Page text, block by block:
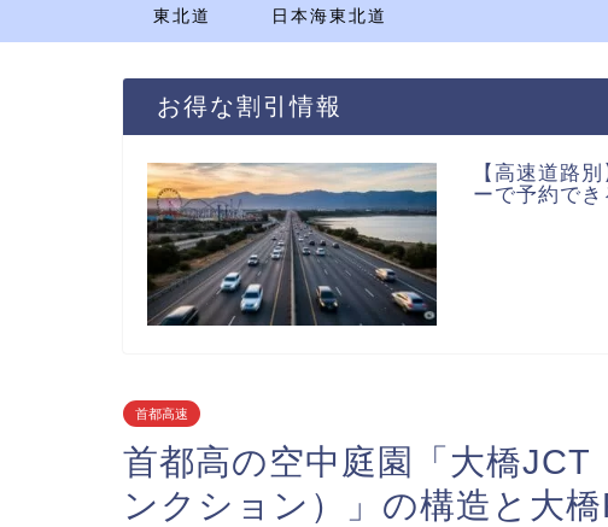
東北道 日本海東北道
お得な割引情報
【高速道路
ーで予約で
首都高速
首都高の空中庭園「大橋JCT
ンクション）」の構造と大